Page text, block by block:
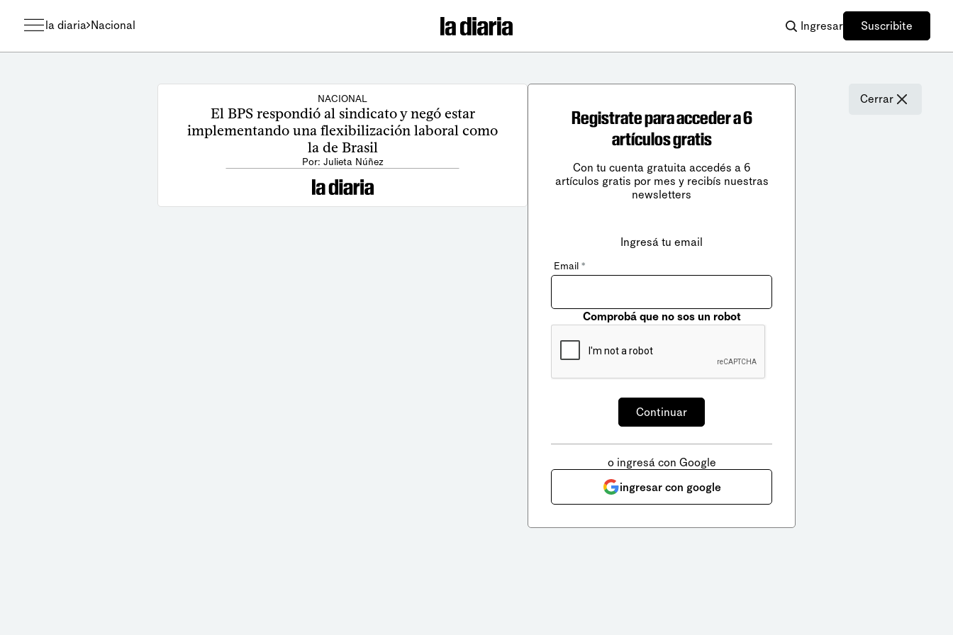
la diaria Nacional Ingresar Suscribite
NACIONAL
El BPS respondió al sindicato y negó estar
implementando una flexibilización laboral como
la de Brasil
Por: Julieta Núñez
Cerrar
Registrate para acceder a 6
artículos gratis
Con tu cuenta gratuita accedés a 6
artículos gratis por mes y recibís nuestras
newsletters
Ingresá tu email
Email *
Comprobá que no sos un robot
o ingresá con Google
ingresar con google